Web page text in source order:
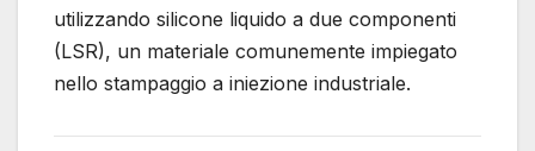
utilizzando silicone liquido a due componenti
(LSR), un materiale comunemente impiegato
nello stampaggio a iniezione industriale.